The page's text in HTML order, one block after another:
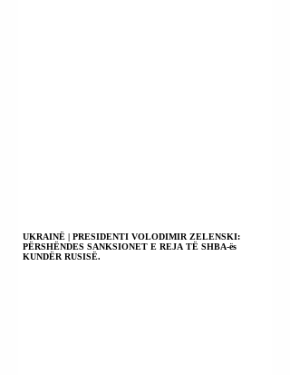
UKRAINË | PRESIDENTI VOLODIMIR ZELENSKI:
PËRSHËNDES SANKSIONET E REJA TË SHBA-ës
KUNDËR RUSISË.